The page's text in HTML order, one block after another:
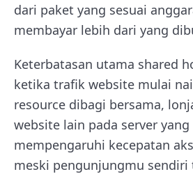
dari paket yang sesuai
membayar lebih dari yang
Keterbatasan utama shared
ketika trafik website mulai
resource dibagi bersama,
website lain pada server
mempengaruhi kecepatan
meski pengunjungmu sendiri